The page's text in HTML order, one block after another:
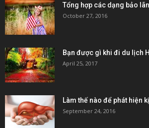
Tổng hợp các dạng bảo
October 27, 2016
Bạn được gì khi đi du lịch
April 25, 2017
Làm thế nào để phát hiện
September 24, 2016